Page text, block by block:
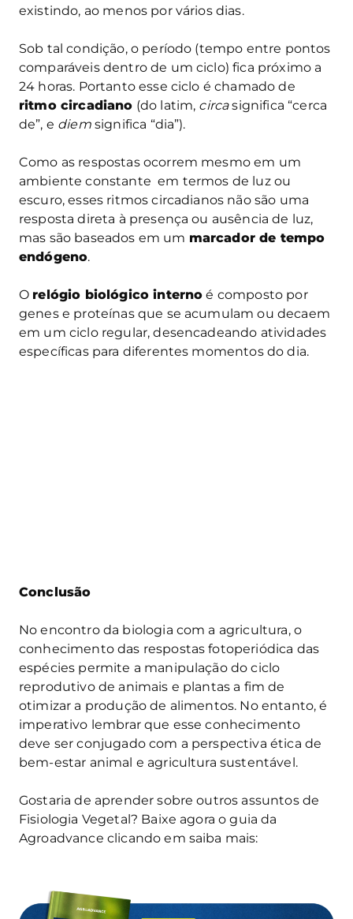
existindo, ao menos por vários dias.
Sob tal condição, o período (tempo entre pontos
comparáveis dentro de um ciclo) fica próximo a
24 horas. Portanto esse ciclo é chamado de
ritmo circadiano (do latim, circasignifica “cerca
de”, e diemsignifica “dia”).
Como as respostas ocorrem mesmo em um
ambiente constante em termos de luz ou
escuro, esses ritmos circadianos não são uma
resposta direta à presença ou ausência de luz,
mas são baseados em um marcador de tempo
endógeno.
O relógio biológico interno é composto por
genes e proteínas que se acumulam ou decaem
em um ciclo regular, desencadeando atividades
específicas para diferentes momentos do dia.
Conclusão
No encontro da biologia com a agricultura, o
conhecimento das respostas fotoperiódica das
espécies permite a manipulação do ciclo
reprodutivo de animais e plantas a fim de
otimizar a produção de alimentos. No entanto, é
imperativo lembrar que esse conhecimento
deve ser conjugado com a perspectiva ética de
bem-estar animal e agricultura sustentável.
Gostaria de aprender sobre outros assuntos de
Fisiologia Vegetal? Baixe agora o guia da
Agroadvance clicando em saiba mais: